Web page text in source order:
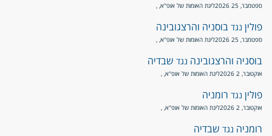
ספטמבר, 25 2026 ליגת האומות של אופ"א, ,
פולין נגד בוסניה והרצגובינה
ספטמבר, 25 2026 ליגת האומות של אופ"א, ,
בוסניה והרצגובינה נגד שבדיה
אוקטובר, 2 2026 ליגת האומות של אופ"א, ,
פולין נגד רומניה
אוקטובר, 2 2026 ליגת האומות של אופ"א, ,
רומניה נגד שבדיה